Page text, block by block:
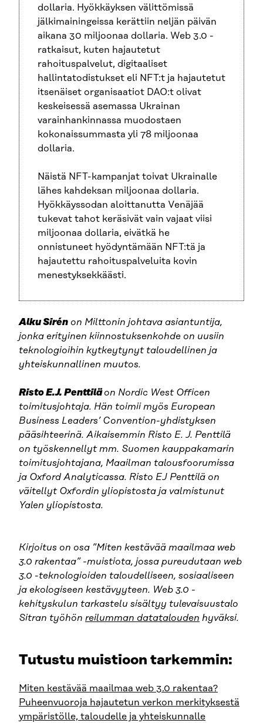
dollaria. Hyökkäyksen välittömissä
jälkimainingeissa kerättiin neljän päivän
aikana 30 miljoonaa dollaria. Web 3.0 -
ratkaisut, kuten hajautetut
rahoituspalvelut, digitaaliset
hallintatodistukset eli NFT:t ja hajautetut
itsenäiset organisaatiot DAO:t olivat
keskeisessä asemassa Ukrainan
varainhankinnassa muodostaen
kokonaissummasta yli 78 miljoonaa
dollaria.
Näistä NFT-kampanjat toivat Ukrainalle
lähes kahdeksan miljoonaa dollaria.
Hyökkäyssodan aloittanutta Venäjää
tukevat tahot keräsivät vain vajaat viisi
miljoonaa dollaria, eivätkä he
onnistuneet hyödyntämään NFT:tä ja
hajautettu rahoituspalveluita kovin
menestyksekkäästi.
Alku Sirén on Milttonin johtava asiantuntija,
jonka erityinen kiinnostuksenkohde on uusiin
teknologioihin kytkeytynyt taloudellinen ja
yhteiskunnallinen muutos.
Risto E.J. Penttiläon Nordic West Officen
toimitusjohtaja. Hän toimii myös European
Business Leaders’ Convention-yhdistyksen
pääsihteerinä. Aikaisemmin Risto E. J. Penttilä
on työskennellyt mm. Suomen kauppakamarin
toimitusjohtajana, Maailman talousfoorumissa
ja Oxford Analyticassa. Risto EJ Penttilä on
väitellyt Oxfordin yliopistosta ja valmistunut
Yalen yliopistosta.
Kirjoitus on osa ”Miten kestävää maailmaa web
3.0 rakentaa” -muistiota, jossa pureudutaan web
3.0 -teknologioiden taloudelliseen, sosiaaliseen
ja ekologiseen kestävyyteen. Web 3.0 -
kehityskulun tarkastelu sisältyy tulevaisuustalo
Sitran työhön reilumman datatalouden hyväksi.
Tutustu muistioon tarkemmin:
Miten kestävää maailmaa web 3.0 rakentaa?
Puheenvuoroja hajautetun verkon merkityksestä
ympäristölle, taloudelle ja yhteiskunnalle